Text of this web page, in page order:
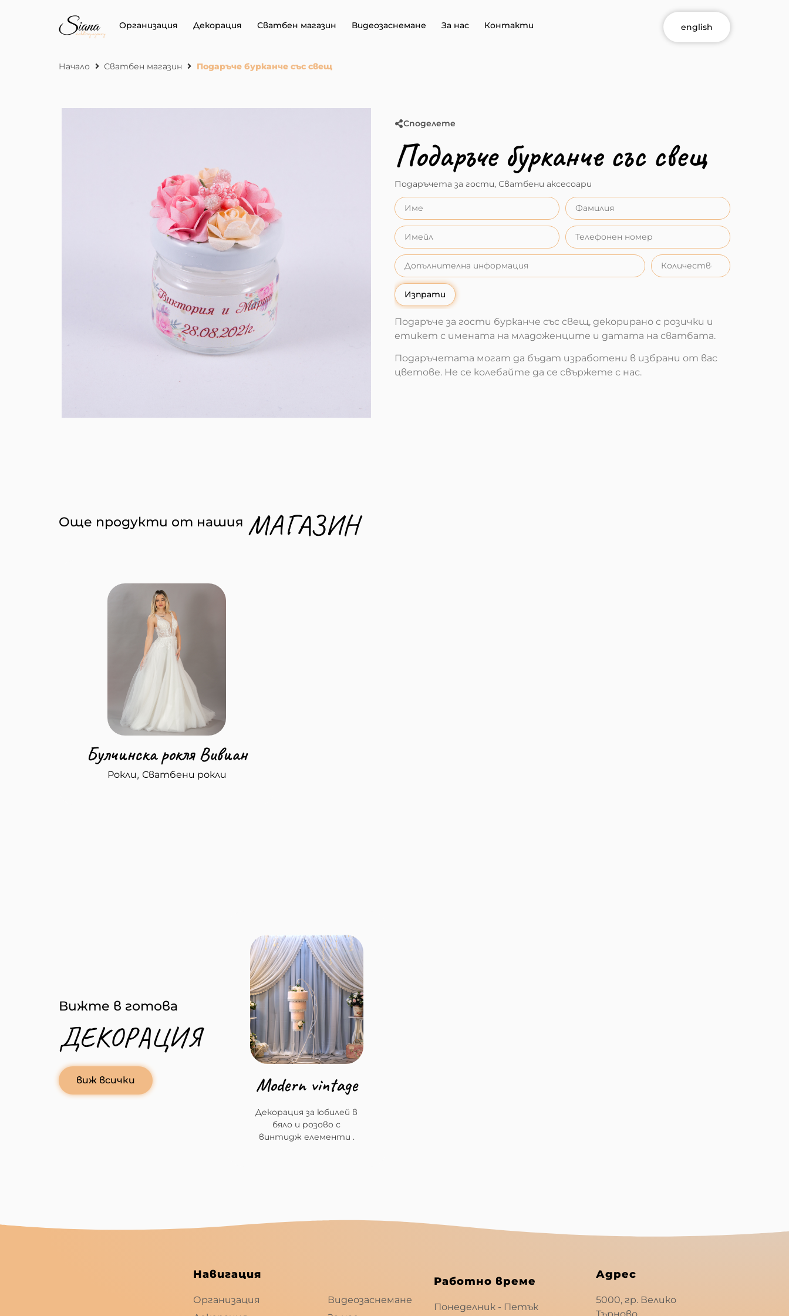
Организация Декорация Сватбен магазин Видеозаснемане За нас Контакти english
Начало Сватбен магазин Подаръче бурканче със свещ
Споделете
Подаръче бурканче със свещ
Подаръчета за гости, Сватбени аксесоари
Изпрати
Подаръче за гости бурканче със свещ, декорирано с розички и
етикет с имената на младоженците и датата на сватбата.
Подаръчетата могат да бъдат изработени в избрани от вас
цветове. Не се колебайте да се свържете с нас.
Още продукти от нашия МАГАЗИН
Булчинска рокля Вивиан
Рокли, Сватбени рокли
Вижте в готова
ДЕКОРАЦИЯ
виж всички Modern vintage
Декорация за юбилей в
бяло и розово с
винтидж елементи .
Навигация
Организация
Видеозаснемане
Работно време
Понеделник - Петък
Адрес
5000, гр. Велико